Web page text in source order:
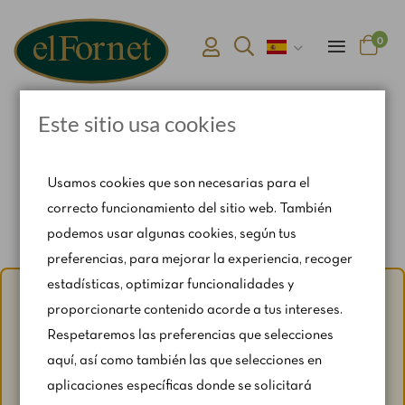
0
periodo vacacional, se restringen ligeramente los horarios
y los fines de semana según disponibilidad.
catering@rosendomila.com
Este sitio usa cookies
Usamos cookies que son necesarias para el
correcto funcionamiento del sitio web. También
podemos usar algunas cookies, según tus
preferencias, para mejorar la experiencia, recoger
estadísticas, optimizar funcionalidades y
proporcionarte contenido acorde a tus intereses.
Respetaremos las preferencias que selecciones
aquí, así como también las que selecciones en
aplicaciones específicas donde se solicitará